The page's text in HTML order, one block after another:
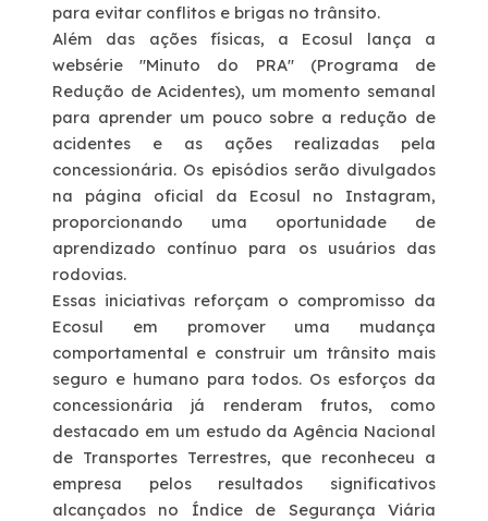
para evitar conflitos e brigas no trânsito.
Além das ações físicas, a Ecosul lança a
websérie "Minuto do PRA" (Programa de
Redução de Acidentes), um momento semanal
para aprender um pouco sobre a redução de
acidentes e as ações realizadas pela
concessionária. Os episódios serão divulgados
na página oficial da Ecosul no Instagram,
proporcionando uma oportunidade de
aprendizado contínuo para os usuários das
rodovias.
Essas iniciativas reforçam o compromisso da
Ecosul em promover uma mudança
comportamental e construir um trânsito mais
seguro e humano para todos. Os esforços da
concessionária já renderam frutos, como
destacado em um estudo da Agência Nacional
de Transportes Terrestres, que reconheceu a
empresa pelos resultados significativos
alcançados no Índice de Segurança Viária